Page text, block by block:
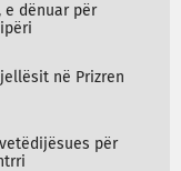
e dënuar për
në Prizren
për